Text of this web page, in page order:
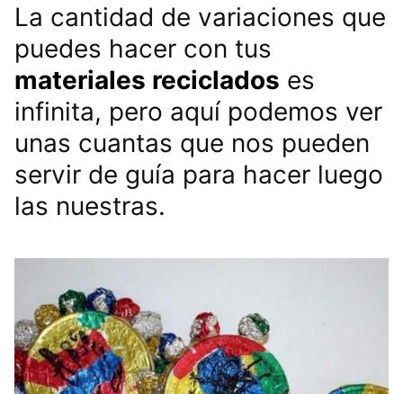
La cantidad de variaciones que
puedes hacer con tus
materiales reciclados es
infinita, pero aquí podemos ver
unas cuantas que nos pueden
servir de guía para hacer luego
las nuestras.